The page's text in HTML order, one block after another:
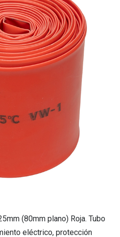
(80mm plano) Roja. Tubo
eléctrico, protección